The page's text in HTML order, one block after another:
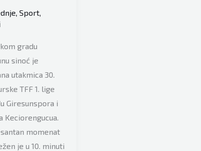
Sport,
gradu
sinoć je
utakmica 30.
TFF 1. lige
Giresunspora i
Keciorengucua.
momenat
je u 10. minuti